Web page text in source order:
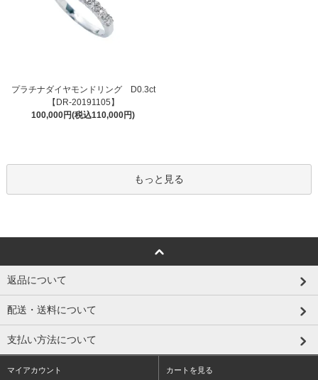
プラチナダイヤモンドリング D0.3ct
【DR-20191105】
100,000円(税込110,000円)
もっと見る
返品について
配送・送料について
支払い方法について
マイアカウント カートを見る